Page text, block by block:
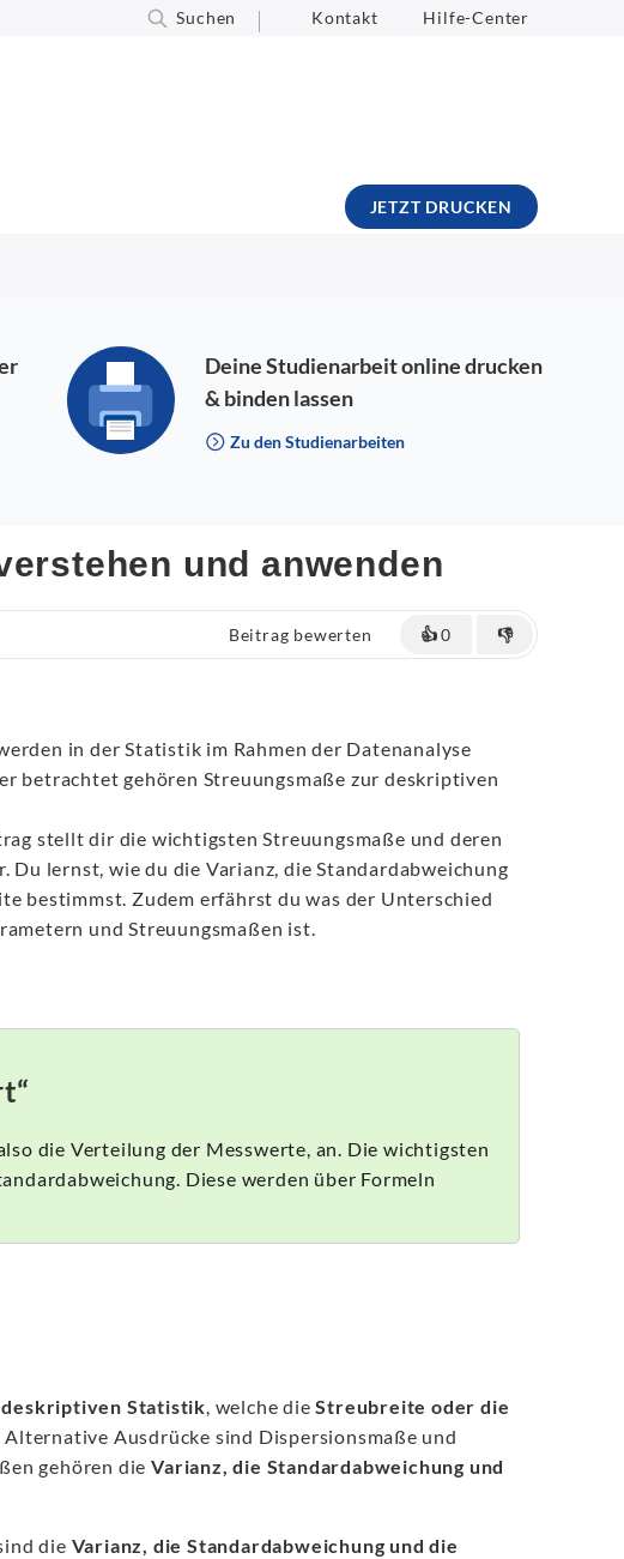
Suchen Kontakt Hilfe-Center
JETZT DRUCKEN
Deine Studienarbeit online drucken
& binden lassen
Zu den Studienarbeiten
und anwenden
Beitrag bewerten 👍0 👎
in der Statistik im Rahmen der Datenanalyse
betrachtet gehören Streuungsmaße zur deskriptiven
stellt dir die wichtigsten Streuungsmaße und deren
Du lernst, wie du die Varianz, die Standardabweichung
bestimmst. Zudem erfährst du was der Unterschied
und Streuungsmaßen ist.
die Verteilung der Messwerte, an. Die wichtigsten
Diese werden über Formeln
Statistik , welche die Streubreite oder die
. Alternative Ausdrücke sind Dispersionsmaße und
gehören dieVarianz, die Standardabweichung und
die Varianz, die Standardabweichung und die